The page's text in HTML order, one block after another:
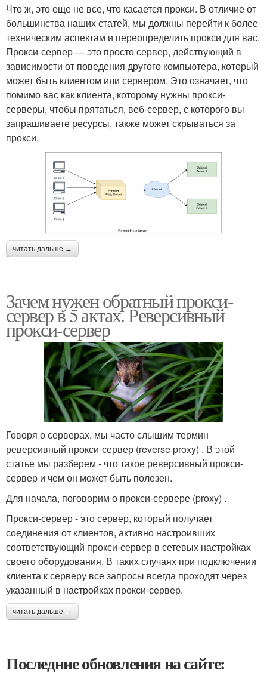
Что ж, это еще не все, что касается прокси. В отличие от
большинства наших статей, мы должны перейти к более
техническим аспектам и переопределить прокси для вас.
Прокси-сервер — это просто сервер, действующий в
зависимости от поведения другого компьютера, который
может быть клиентом или сервером. Это означает, что
помимо вас как клиента, которому нужны прокси-
серверы, чтобы прятаться, веб-сервер, с которого вы
запрашиваете ресурсы, также может скрываться за
прокси.
читать дальше →
Зачем нужен обратный прокси-
сервер в 5 актах. Реверсивный
прокси-сервер
Говоря о серверах, мы часто слышим термин
реверсивный прокси-сервер (reverse proxy) . В этой
статье мы разберем - что такое реверсивный прокси-
сервер и чем он может быть полезен.
Для начала, поговорим о прокси-сервере (proxy) .
Прокси-сервер - это сервер, который получает
соединения от клиентов, активно настроивших
соответствующий прокси-сервер в сетевых настройках
своего оборудования. В таких случаях при подключении
клиента к серверу все запросы всегда проходят через
указанный в настройках прокси-сервер.
читать дальше →
Последние обновления на сайте: